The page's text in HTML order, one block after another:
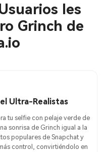
les
Grinch de
Ultra-Realistas
tu selfie con pelaje verde de
sonrisa de Grinch igual a la
populares de Snapchat y
control, convirtiéndolo en